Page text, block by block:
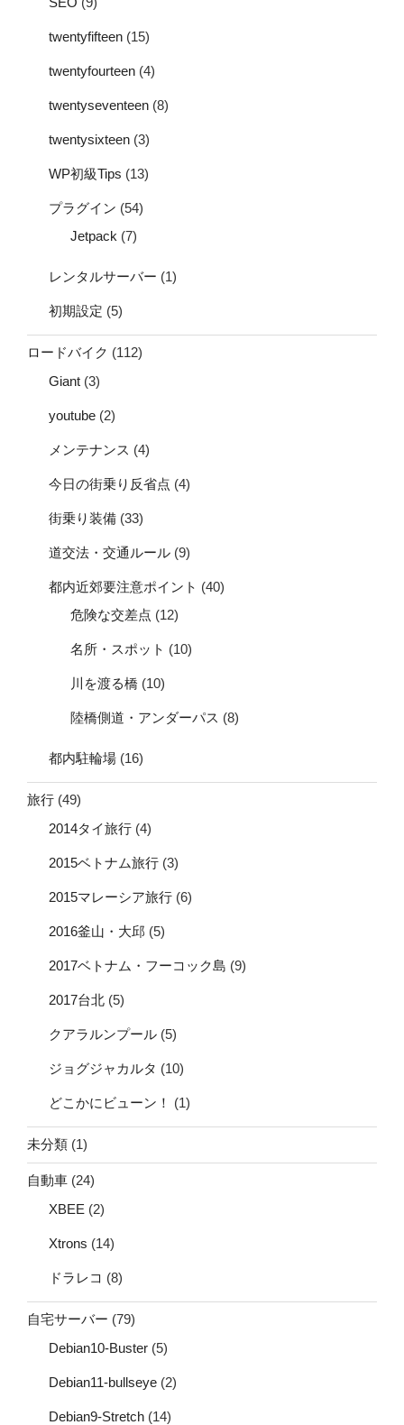
twentyfifteen (15)
twentyfourteen (4)
twentyseventeen (8)
twentysixteen (3)
WP初級Tips (13)
プラグイン (54)
Jetpack (7)
レンタルサーバー (1)
初期設定 (5)
ロードバイク (112)
Giant (3)
youtube (2)
メンテナンス (4)
今日の街乗り反省点 (4)
街乗り装備 (33)
道交法・交通ルール (9)
都内近郊要注意ポイント (40)
危険な交差点 (12)
名所・スポット (10)
川を渡る橋 (10)
陸橋側道・アンダーパス (8)
都内駐輪場 (16)
旅行 (49)
2014タイ旅行 (4)
2015ベトナム旅行 (3)
2015マレーシア旅行 (6)
2016釜山・大邱 (5)
2017ベトナム・フーコック島 (9)
2017台北 (5)
クアラルンプール (5)
ジョグジャカルタ (10)
どこかにビューン！ (1)
未分類 (1)
自動車 (24)
XBEE (2)
Xtrons (14)
ドラレコ (8)
自宅サーバー (79)
Debian10-Buster (5)
Debian11-bullseye (2)
Debian9-Stretch (14)